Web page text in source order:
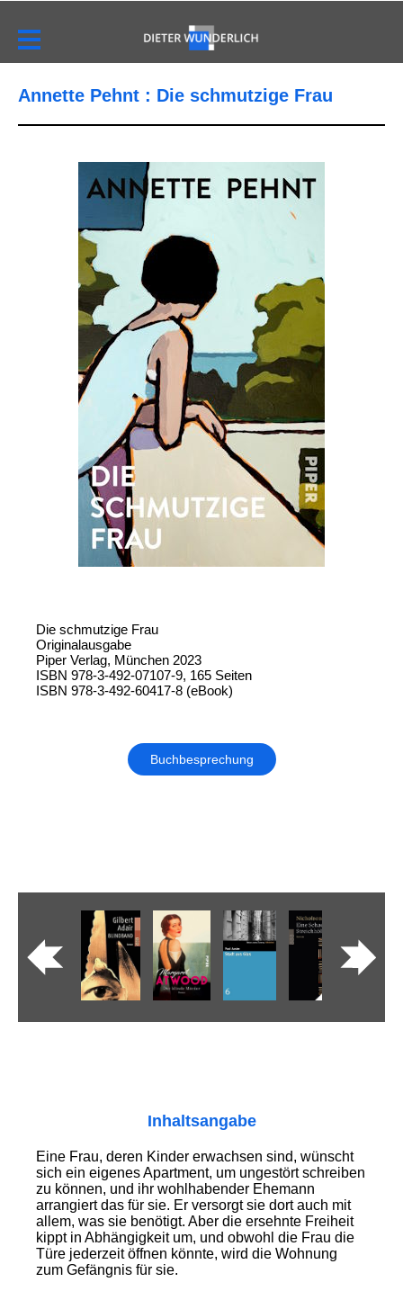
Annette Pehnt : Die schmutzige Frau
Die schmutzige Frau
Originalausgabe
Piper Verlag, München 2023
ISBN 978-3-492-07107-9, 165 Seiten
ISBN 978-3-492-60417-8 (eBook)
Buchbesprechung
Inhaltsangabe
Eine Frau, deren Kinder erwachsen sind, wünscht
sich ein eigenes Apartment, um ungestört schreiben
zu können, und ihr wohlhabender Ehemann
arrangiert das für sie. Er versorgt sie dort auch mit
allem, was sie benötigt. Aber die ersehnte Freiheit
kippt in Abhängigkeit um, und obwohl die Frau die
Türe jederzeit öffnen könnte, wird die Wohnung
zum Gefängnis für sie.